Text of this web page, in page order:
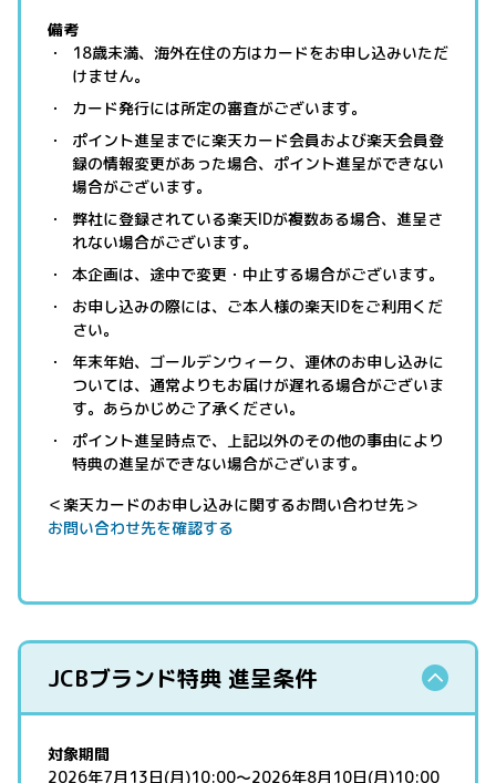
備考
18歳未満、海外在住の方はカードをお申し込みいただ
けません。
カード発行には所定の審査がございます。
ポイント進呈までに楽天カード会員および楽天会員登
録の情報変更があった場合、ポイント進呈ができない
場合がございます。
弊社に登録されている楽天IDが複数ある場合、進呈さ
れない場合がございます。
本企画は、途中で変更・中止する場合がございます。
お申し込みの際には、ご本人様の楽天IDをご利用くだ
さい。
年末年始、ゴールデンウィーク、連休のお申し込みに
ついては、通常よりもお届けが遅れる場合がございま
す。あらかじめご了承ください。
ポイント進呈時点で、上記以外のその他の事由により
特典の進呈ができない場合がございます。
＜楽天カードのお申し込みに関するお問い合わせ先＞
お問い合わせ先を確認する
JCBブランド特典 進呈条件
対象期間
2026年7月13日(月)10:00～2026年8月10日(月)10:00